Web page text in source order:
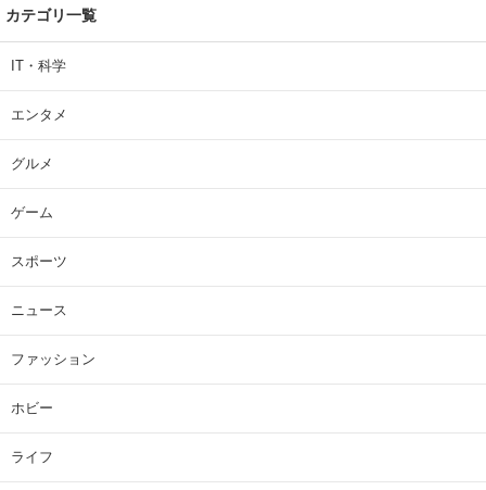
カテゴリ一覧
IT・科学
エンタメ
グルメ
ゲーム
スポーツ
ニュース
ファッション
ホビー
ライフ